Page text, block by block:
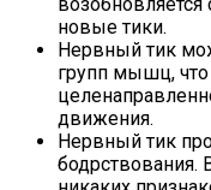
новые тики.
Нервный тик
групп мышц,
движения.
Нервный тик
бодрствования.